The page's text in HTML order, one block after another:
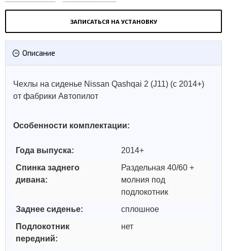
ЗАПИСАТЬСЯ НА УСТАНОВКУ
Описание
Чехлы на сиденье Nissan Qashqai 2 (J11) (с 2014+)
от фабрики Автопилот
Особенности комплектации:
Года выпуска:
2014+
Спинка заднего
дивана:
Раздельная 40/60 +
молния под
подлокотник
Заднее сиденье:
сплошное
Подлокотник
передний:
нет